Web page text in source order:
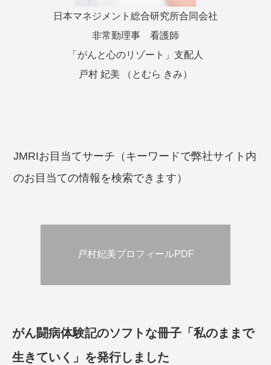
日本マネジメント総合研究所合同会社
非常勤理事 看護師
「がんと心のリゾート」支配人
戸村 妃美 （とむら きみ）
JMRIお目当てサーチ（キーワードで弊社サイト内
のお目当ての情報を検索できます）
戸村妃美プロフィールPDF
がん闘病体験記のソフトな冊子「私のままで
生きていく」を発行しました